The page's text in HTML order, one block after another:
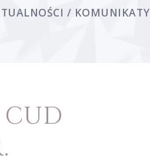
/ KOMUNIKATY